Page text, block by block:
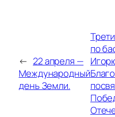
← 22 апреля —
Международный
день Земли.
по